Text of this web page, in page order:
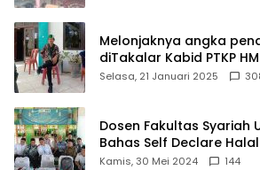
Melonjaknya angka
diTakalar Kabid PTKP
angkat bicara
Selasa, 21 Januari 2025
Dosen Fakultas Syariah
Bahas Self Declare
Ijtima Ulama MUI
Kamis, 30 Mei 2024 144